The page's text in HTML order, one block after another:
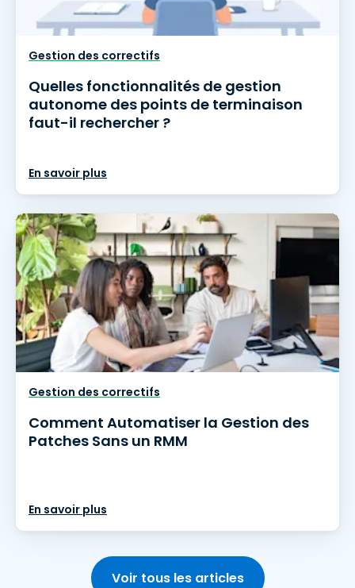
Gestion des correctifs
Quelles fonctionnalités de gestion
autonome des points de terminaison
faut-il rechercher ?
En savoir plus
Gestion des correctifs
Comment Automatiser la Gestion des
Patches Sans un RMM
En savoir plus
Voir tous les articles